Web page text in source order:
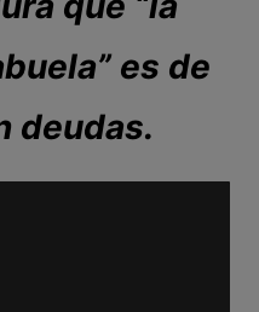
es de
deudas.